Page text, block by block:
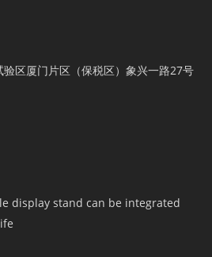
区厦门片区（保税区）象兴一路27号
display stand can be integrated